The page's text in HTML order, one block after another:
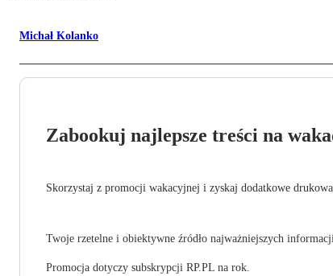
Michał Kolanko
Zabookuj najlepsze treści na
Skorzystaj z promocji wakacyjnej i zyskaj dodatkowe
Twoje rzetelne i obiektywne źródło najważniejszych
Promocja dotyczy subskrypcji RP.PL na rok.